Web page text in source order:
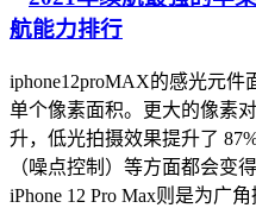
iphone12proMAX的感光元件
单个像素面积。更大的像素
升，低光拍摄效果提升了
（噪点控制）等方面都会变
iPhone 12 Pro Max则是为广